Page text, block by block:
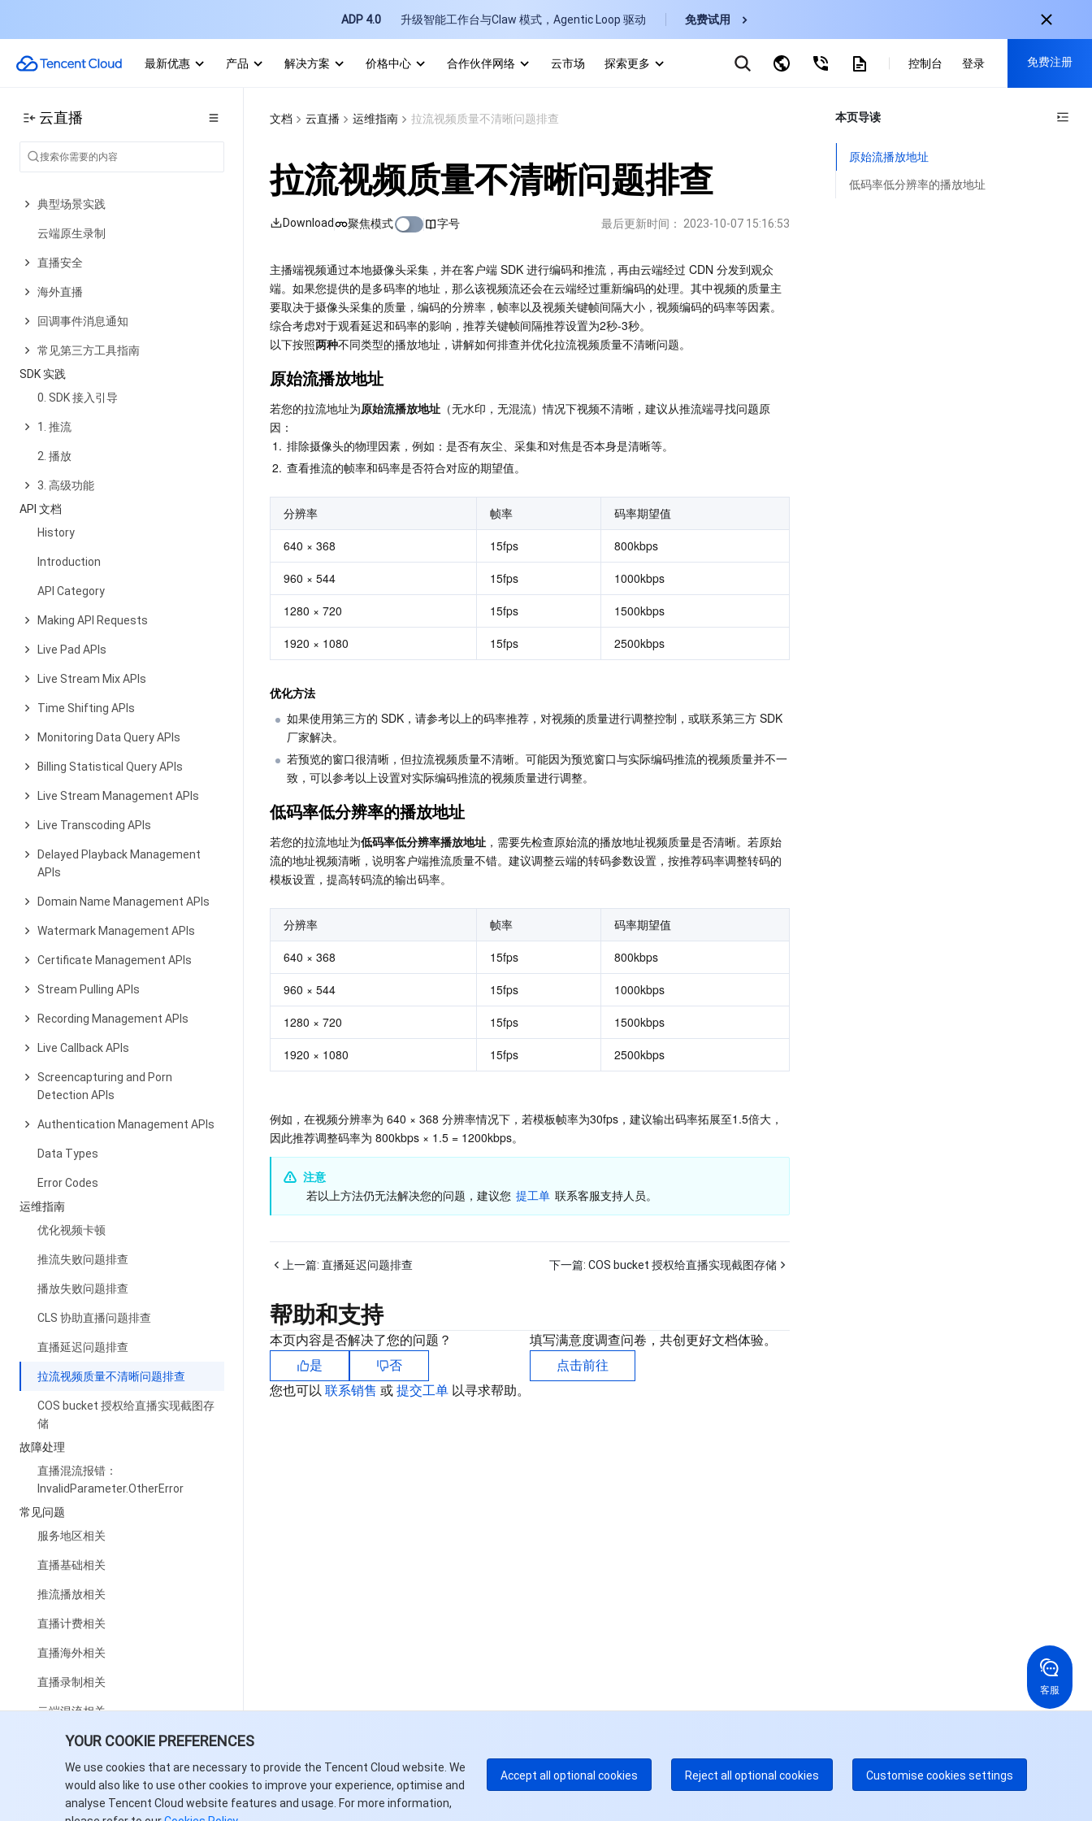
YOUR COOKIE PREFERENCES
We use cookies that are necessary to provide the Tencent Cloud website. We
would also like to use other cookies to improve your experience, optimise and
analyse Tencent Cloud website features and usage. For more information,
Accept all optional cookies Reject all optional cookies Customise cookies settings
ADP 4.0 升级智能工作台与Claw 模式，Agentic Loop 驱动 免费试用
最新优惠 产品 解决方案 价格中心 合作伙伴网络 云市场
探索更多
CDN
简体中文-ZH
Bahasa Indonesia
控制台 登录 免费注册
注册获取以下福利：
新用户专享优惠
云直播
常用工具
无忧直播
功能实践
直播推流与播放
直播增值功能
典型场景实践
云端原生录制
直播安全
海外直播
回调事件消息通知
常见第三方工具指南
SDK 实践
0. SDK 接入引导
1. 推流
2. 播放
3. 高级功能
API 文档
History
Introduction
API Category
Making API Requests
Live Pad APIs
Live Stream Mix APIs
Time Shifting APIs
Monitoring Data Query APIs
Billing Statistical Query APIs
Live Stream Management APIs
Live Transcoding APIs
Delayed Playback Management
APIs
Domain Name Management APIs
Watermark Management APIs
Certificate Management APIs
Stream Pulling APIs
Recording Management APIs
Live Callback APIs
Screencapturing and Porn
Detection APIs
Authentication Management APIs
Data Types
Error Codes
运维指南
优化视频卡顿
推流失败问题排查
播放失败问题排查
CLS 协助直播问题排查
直播延迟问题排查
拉流视频质量不清晰问题排查
COS bucket 授权给直播实现截图存
储
故障处理
直播混流报错：
InvalidParameter.OtherError
常见问题
服务地区相关
直播基础相关
推流播放相关
直播计费相关
直播海外相关
直播录制相关
云端混流相关
域名配置相关
云导播台相关
适配苹果 ATS 相关
文档 云直播 运维指南 拉流视频质量不清晰问题排查
拉流视频质量不清晰问题排查
Download 聚焦模式 字号 最后更新时间： 2023-10-07 15:16:53
主播端视频通过本地摄像头采集，并在客户端 SDK 进行编码和推流，再由云端经过 CDN 分发到观众
端。如果您提供的是多码率的地址，那么该视频流还会在云端经过重新编码的处理。其中视频的质量主
要取决于摄像头采集的质量，编码的分辨率，帧率以及视频关键帧间隔大小，视频编码的码率等因素。
综合考虑对于观看延迟和码率的影响，推荐关键帧间隔推荐设置为2秒-3秒。
以下按照两种不同类型的播放地址，讲解如何排查并优化拉流视频质量不清晰问题。
原始流播放地址
若您的拉流地址为原始流播放地址 （无水印，无混流）情况下视频不清晰，建议从推流端寻找问题原
因：
1. 排除摄像头的物理因素，例如：是否有灰尘、采集和对焦是否本身是清晰等。
2. 查看推流的帧率和码率是否符合对应的期望值。
分辨率 帧率
码率期望值
640 × 368
15fps
800kbps
960 × 544
15fps
1000kbps
1280 × 720
15fps
1500kbps
1920 × 1080
15fps 2500kbps
优化方法
如果使用第三方的 SDK，请参考以上的码率推荐，对视频的质量进行调整控制，或联系第三方 SDK
厂家解决。
若预览的窗口很清晰，但拉流视频质量不清晰。可能因为预览窗口与实际编码推流的视频质量并不一
致，可以参考以上设置对实际编码推流的视频质量进行调整。
低码率低分辨率的播放地址
若您的拉流地址为低码率低分辨率播放地址 ，需要先检查原始流的播放地址视频质量是否清晰。若原始
流的地址视频清晰，说明客户端推流质量不错。建议调整云端的转码参数设置，按推荐码率调整转码的
模板设置，提高转码流的输出码率。
分辨率 帧率
码率期望值
640 × 368
15fps
800kbps
960 × 544
15fps
1000kbps
1280 × 720
15fps
1500kbps
1920 × 1080
15fps 2500kbps
例如，在视频分辨率为 640 × 368 分辨率情况下，若模板帧率为30fps，建议输出码率拓展至1.5倍大，
因此推荐调整码率为 800kbps × 1.5 = 1200kbps。
注意
若以上方法仍无法解决您的问题，建议您 提工单 联系客服支持人员。
上一篇: 直播延迟问题排查 下一篇: COS bucket 授权给直播实现截图存储
帮助和支持
本页内容是否解决了您的问题？
是
否
您也可以 联系销售 或 提交工单 以寻求帮助。
填写满意度调查问卷，共创更好文档体验。
点击前往
本页导读
原始流播放地址
低码率低分辨率的播放地址
客服
EdgeOne 热线
付费